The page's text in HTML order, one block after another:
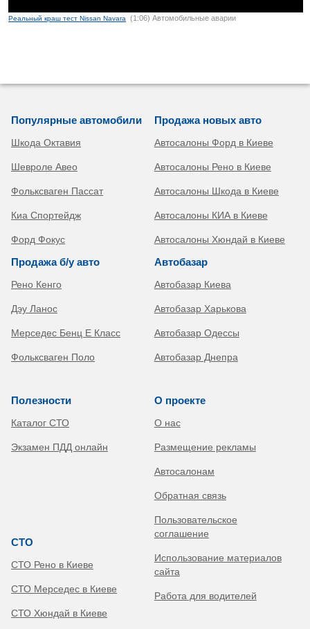
Реальный краш тест Nissan Navara (1:06) Автомобильные аварии
Популярные автомобили
Шкода Октавия
Шевроле Авео
Фольксваген Пассат
Киа Спортейдж
Форд Фокус
Продажа б/у авто
Рено Кенго
Дэу Ланос
Мерседес Бенц Е Класс
Фольксваген Поло
Продажа новых авто
Автосалоны Форд в Киеве
Автосалоны Рено в Киеве
Автосалоны Шкода в Киеве
Автосалоны КИА в Киеве
Автосалоны Хюндай в Киеве
Автобазар
Автобазар Киева
Автобазар Харькова
Автобазар Одессы
Автобазар Днепра
Полезности
Каталог СТО
Экзамен ПДД онлайн
СТО
СТО Рено в Киеве
СТО Мерседес в Киеве
СТО Хюндай в Киеве
О проекте
О нас
Размещение рекламы
Автосалонам
Обратная связь
Пользовательское
соглашение
Использование материалов
сайта
Работа для водителей